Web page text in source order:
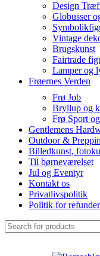
Design
Globusser
Vintage
Brugskunst
Fairtrade
Lamper og
Frøernes Verden
Frø Job
Bryllup og
Frø Sport
Gentlemens
Outdoor &
Billedkunst,
Til børneværelset
Jul og Eventyr
Kontakt os
Privatlivspolitik
Politik for